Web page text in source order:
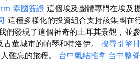
泰國簽證 這個埃及團體專門在埃及
這種多樣化的投資組合支持該集團在
們發現了這個神奇的土耳其景觀，並
董城市的帕琴和特洛伊。 搜尋引擎
難忘的旅程。 台中氣結推拿 台中整脊